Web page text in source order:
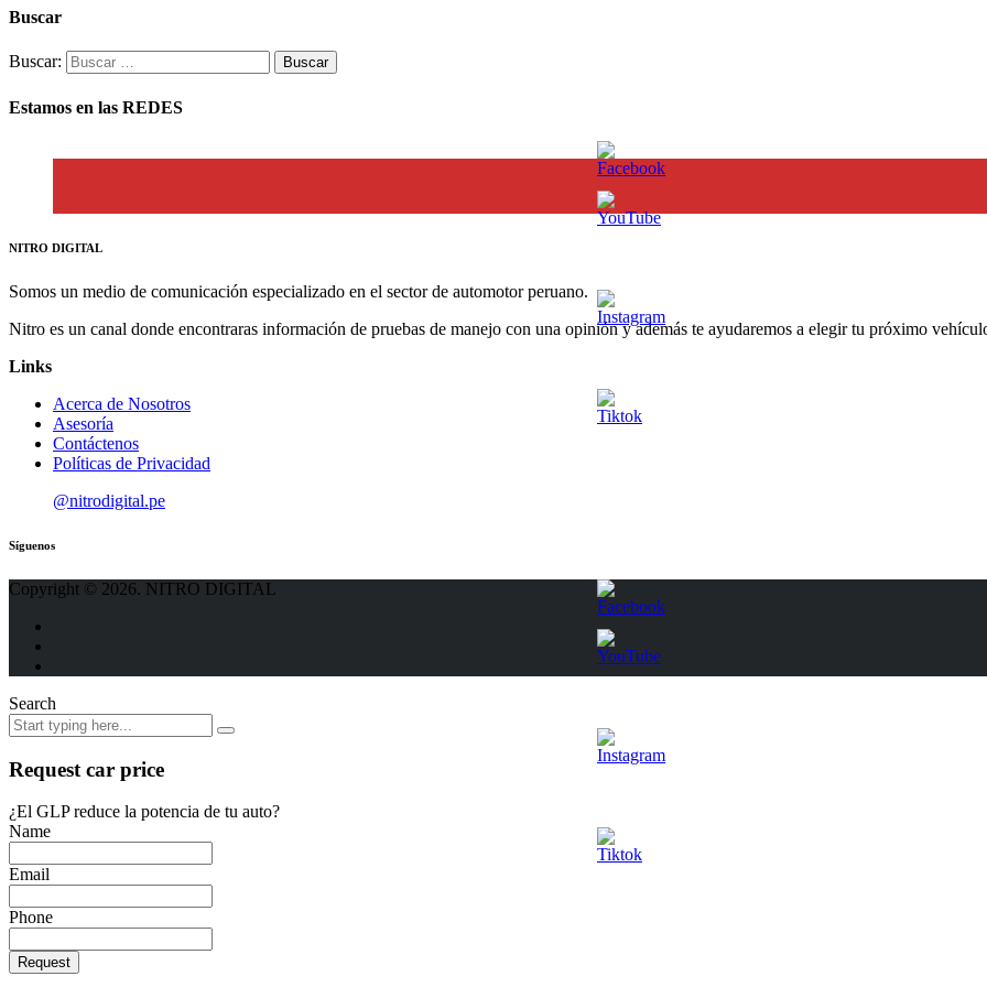
Buscar
Buscar:
Estamos en las REDES
NITRO DIGITAL
Somos un medio de comunicación especializado en el sector de automotor peruano.
Nitro es un canal donde encontraras información de pruebas de manejo con una opinión y además te ayudaremos a elegir tu próximo
Links
Acerca de Nosotros
Asesoría
Contáctenos
Políticas de Privacidad
@nitrodigital.pe
Síguenos
Copyright © 2026. NITRO DIGITAL
Search
Request car price
¿El GLP reduce la potencia de tu auto?
Name
Email
Phone
Request